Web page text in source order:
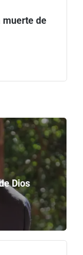
muerte de
Dios